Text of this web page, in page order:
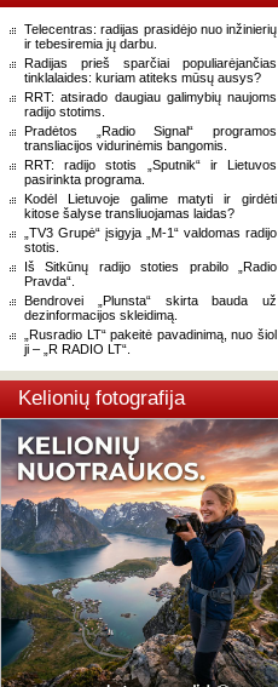
Telecentras: radijas prasidėjo nuo inžinierių
ir tebesiremia jų darbu.
Radijas prieš sparčiai populiarėjančias
tinklalaides: kuriam atiteks mūsų ausys?
RRT: atsirado daugiau galimybių naujoms
radijo stotims.
Pradėtos „Radio Signal“ programos
transliacijos vidurinėmis bangomis.
RRT: radijo stotis „Sputnik“ ir Lietuvos
pasirinkta programa.
Kodėl Lietuvoje galime matyti ir girdėti
kitose šalyse transliuojamas laidas?
„TV3 Grupė“ įsigyja „M-1“ valdomas radijo
stotis.
Iš Sitkūnų radijo stoties prabilo „Radio
Pravda“.
Bendrovei „Plunsta“ skirta bauda už
dezinformacijos skleidimą.
„Rusradio LT“ pakeitė pavadinimą, nuo šiol
ji – „R RADIO LT“.
Kelionių fotografija